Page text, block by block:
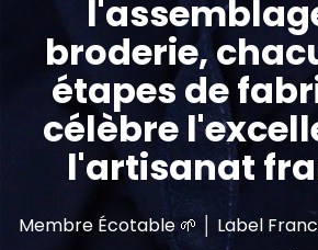
broderie,
étapes de
célèbre
l'artisanat
Membre Écotable 🌱 │ Label